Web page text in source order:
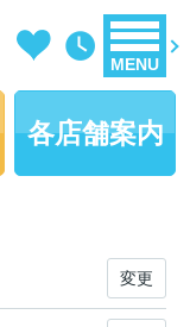
MENU
各店舗案内
変更